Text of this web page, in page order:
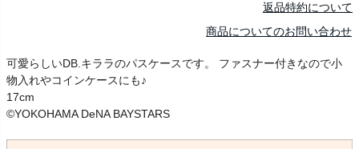
返品特約について
商品についてのお問い合わせ
可愛らしいDB.キララのパスケースです。 ファスナー付きなので小
物入れやコインケースにも♪
17cm
©YOKOHAMA DeNA BAYSTARS